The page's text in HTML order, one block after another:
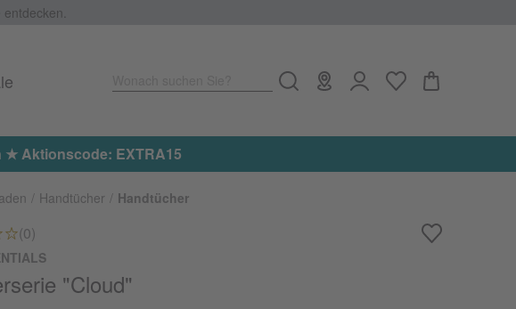
★ Aktionscode: EXTRA15
Handtücher Handtücher
(0)
"Cloud"